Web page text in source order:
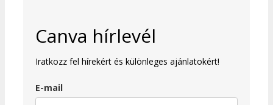
Canva hírlevél
Iratkozz fel hírekért és különleges ajánlatokért!
E-mail